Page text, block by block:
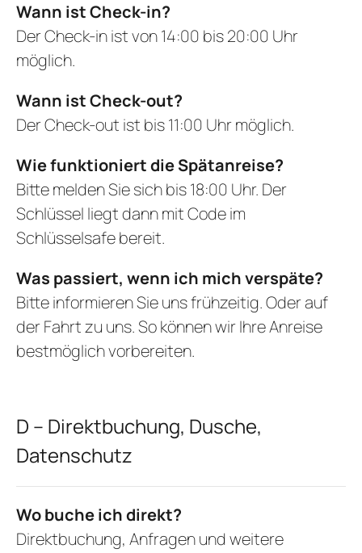
Wann ist Check-in?
Der Check-in ist von 14:00 bis 20:00 Uhr
möglich.
Wann ist Check-out?
Der Check-out ist bis 11:00 Uhr möglich.
Wie funktioniert die Spätanreise?
Bitte melden Sie sich bis 18:00 Uhr. Der
Schlüssel liegt dann mit Code im
Schlüsselsafe bereit.
Was passiert, wenn ich mich verspäte?
Bitte informieren Sie uns frühzeitig. Oder auf
der Fahrt zu uns. So können wir Ihre Anreise
bestmöglich vorbereiten.
D – Direktbuchung, Dusche,
Datenschutz
Wo buche ich direkt?
Direktbuchung, Anfragen und weitere